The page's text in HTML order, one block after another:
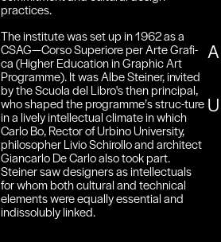
A
U
practices.
The institute was set up in 1962 as a
CSAG—Corso Superiore per Arte Grafi-
ca (Higher Education in Graphic Art
Programme). It was Albe Steiner, invited
by the Scuola del Libro's then principal,
who shaped the programme’s struc-ture
in a lively intellectual climate in which
Carlo Bo, Rector of Urbino University,
philosopher Livio Schirollo and architect
Giancarlo De Carlo also took part.
Steiner saw designers as intellectuals
for whom both cultural and technical
elements were equally essential and
indissolubly linked.